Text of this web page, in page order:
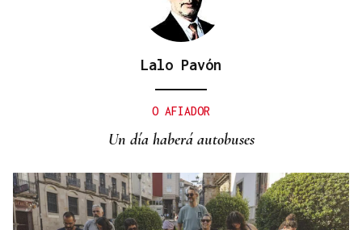
Lalo Pavón
O AFIADOR
Un día haberá autobuses